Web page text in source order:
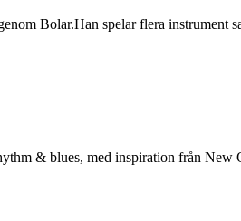
Bolar.Han spelar flera instrument
& blues, med inspiration från New